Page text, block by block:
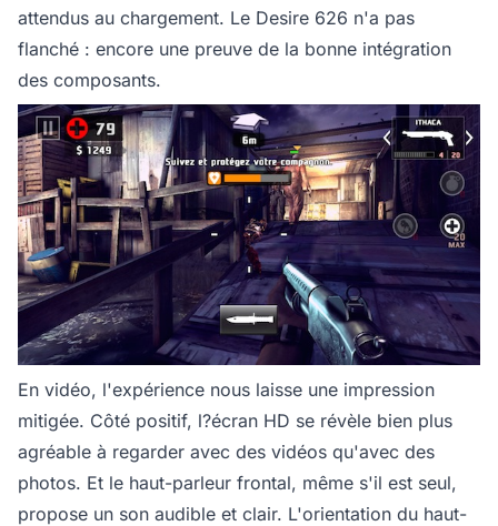
attendus au chargement. Le Desire 626 n'a pas
flanché : encore une preuve de la bonne intégration
des composants.
En vidéo, l'expérience nous laisse une impression
mitigée. Côté positif, l?écran HD se révèle bien plus
agréable à regarder avec des vidéos qu'avec des
photos. Et le haut-parleur frontal, même s'il est seul,
propose un son audible et clair. L'orientation du haut-